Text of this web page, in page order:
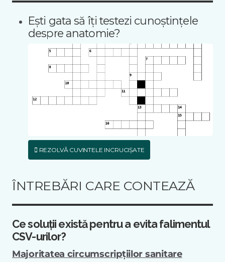
Ești gata să îți testezi cunoștințele
despre anatomie?
REZOLVĂ CUVINTELE INCRUCIȘATE
ÎNTREBĂRI CARE CONTEAZĂ
Ce soluții există pentru a evita falimentul
CSV-urilor?
Majoritatea circumscripțiilor sanitare